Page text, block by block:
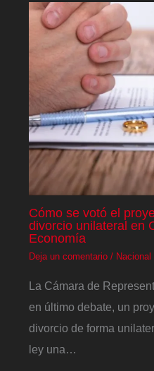
Cómo se votó el
divorcio unilateral en
Economía
Deja un comentario / Nacional
La Cámara de
en último debate, un
divorcio de forma
ley una…